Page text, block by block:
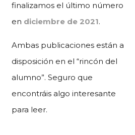
finalizamos el último número
en diciembre de 2021.
Ambas publicaciones están a
disposición en el “rincón del
alumno”. Seguro que
encontráis algo interesante
para leer.